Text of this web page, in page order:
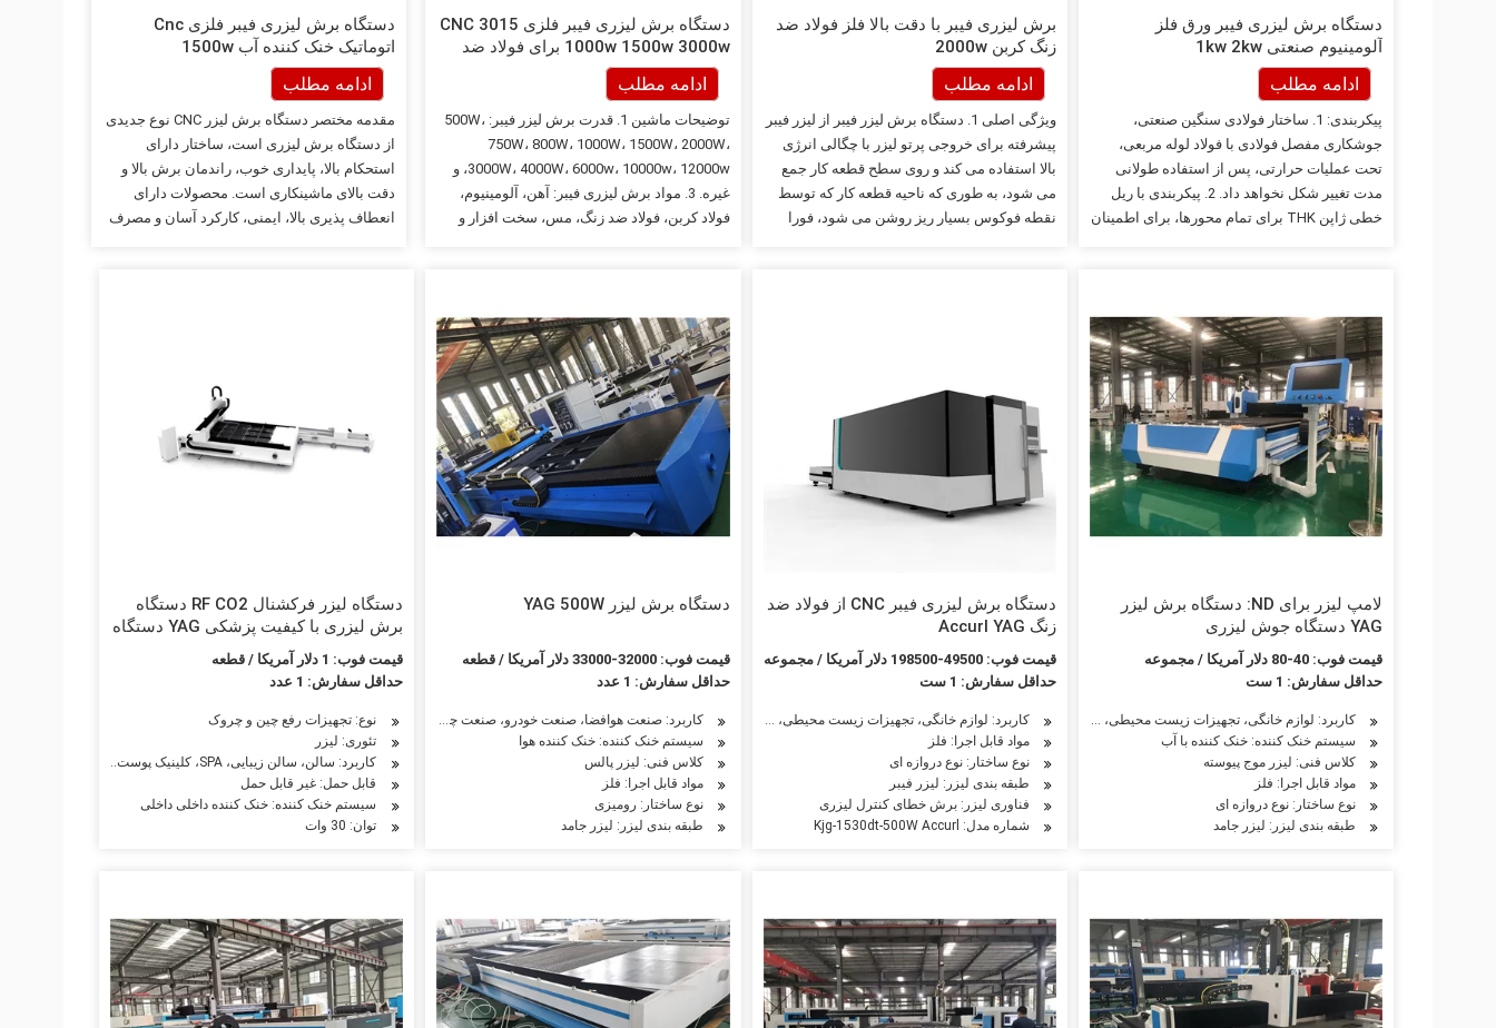
دستگاه برش لیزری فیبر ورق فلز
آلومینیوم صنعتی 1kw 2kw
ادامه مطلب
پیکربندی: 1. ساختار فولادی سنگین صنعتی،
جوشکاری مفصل فولادی با فولاد لوله مربعی،
تحت عملیات حرارتی، پس از استفاده طولانی
مدت تغییر شکل نخواهد داد. 2. پیکربندی با ریل
خطی ژاپن THK برای تمام محورها، برای اطمینان
بالا را می توان تضمین کرد، محور Z توسط پیچ
توپ نورد با دقت بالا منتقل می شود. 4. سیستم
سروو AC فرانسه اشنایدر را برای تمام محورها،
قدرت بیشتر، کنترل سیکل نزدیک، موقعیت یابی با
دقت بالا، نیروی گشتاور قوی تر، متناظر دینامیکی
اتخاذ کنید.
برش لیزری فیبر با دقت بالا فلز فولاد ضد
زنگ کربن 2000w
ادامه مطلب
ویژگی اصلی 1. دستگاه برش لیزر فیبر از لیزر فیبر
پیشرفته برای خروجی پرتو لیزر با چگالی انرژی
بالا استفاده می کند و روی سطح قطعه کار جمع
می شود، به طوری که ناحیه قطعه کار که توسط
نقطه فوکوس بسیار ریز روشن می شود، فورا
برش لیزر فیبر یک قطعه جوش داده شده با چندین
درمان پیری است. قطعات انتقال …
دستگاه برش لیزری فیبر فلزی CNC 3015
1000w 1500w 3000w برای فولاد ضد
زنگ
ادامه مطلب
توضیحات ماشین 1. قدرت برش لیزر فیبر: 500W،
750W، 800W، 1000W، 1500W، 2000W،
3000W، 4000W، 6000w، 10000w، 12000w، و
غیره. 3. مواد برش لیزری فیبر: آهن، آلومینیوم،
فولاد کربن، فولاد ضد زنگ، مس، سخت افزار و
پارامترهای دستگاه 1 مدل 3015C 2 منطقه کاری
برش 3000x1500 میلی متر 3 ژنراتور لیزری
Raycus / IPG /MAX…
دستگاه برش لیزری فیبر فلزی Cnc
اتوماتیک خنک کننده آب 1500w
ادامه مطلب
مقدمه مختصر دستگاه برش لیزر CNC نوع جدیدی
از دستگاه برش لیزری است، ساختار دارای
استحکام بالا، پایداری خوب، راندمان برش بالا و
دقت بالای ماشینکاری است. محصولات دارای
انعطاف پذیری بالا، ایمنی، کارکرد آسان و مصرف
حرکت می کند، ابزار برش تصادفی برای برش
جسم مجهز می شود. این مکاترونیک…
لامپ لیزر برای ND: دستگاه برش لیزر
YAG دستگاه جوش لیزری
قیمت فوب: 40-80 دلار آمریکا / مجموعه
حداقل سفارش: 1 ست
کاربرد: لوازم خانگی، تجهیزات زیست محیطی، ساخت ماشین آلات نفتی، ماشین آلات کشاورزی، ماشین آلات نساجی، ماشین آلات مواد غذایی، صنایع هوافضا، صنعت خودرو، صنعت تبلیغات
سیستم خنک کننده: خنک کننده با آب
کلاس فنی: لیزر موج پیوسته
مواد قابل اجرا: فلز
نوع ساختار: نوع دروازه ای
طبقه بندی لیزر: لیزر جامد
دستگاه برش لیزری فیبر CNC از فولاد ضد
زنگ Accurl YAG
قیمت فوب: 49500-198500 دلار آمریکا / مجموعه
حداقل سفارش: 1 ست
کاربرد: لوازم خانگی، تجهیزات زیست محیطی، ساخت ماشین آلات نفتی، ماشین آلات کشاورزی، ماشین آلات نساجی
مواد قابل اجرا: فلز
نوع ساختار: نوع دروازه ای
طبقه بندی لیزر: لیزر فیبر
فناوری لیزر: برش خطای کنترل لیزری
شماره مدل: Kjg-1530dt-500W Accurl
دستگاه برش لیزر YAG 500W
قیمت فوب: 32000-33000 دلار آمریکا / قطعه
حداقل سفارش: 1 عدد
کاربرد: صنعت هوافضا، صنعت خودرو، صنعت چوب، صنعت تبلیغات، ماشین آلات و سخت افزار
سیستم خنک کننده: خنک کننده هوا
کلاس فنی: لیزر پالس
مواد قابل اجرا: فلز
نوع ساختار: رومیزی
طبقه بندی لیزر: لیزر جامد
دستگاه لیزر فرکشنال RF CO2 دستگاه
برش لیزری با کیفیت پزشکی YAG دستگاه
قیمت فوب: 1 دلار آمریکا / قطعه
حداقل سفارش: 1 عدد
نوع: تجهیزات رفع چین و چروک
تئوری: لیزر
کاربرد: سالن، سالن زیبایی، SPA، کلینیک پوست، مرکز مراقبت از پوست
قابل حمل: غیر قابل حمل
سیستم خنک کننده: خنک کننده داخلی داخلی
توان: 30 وات